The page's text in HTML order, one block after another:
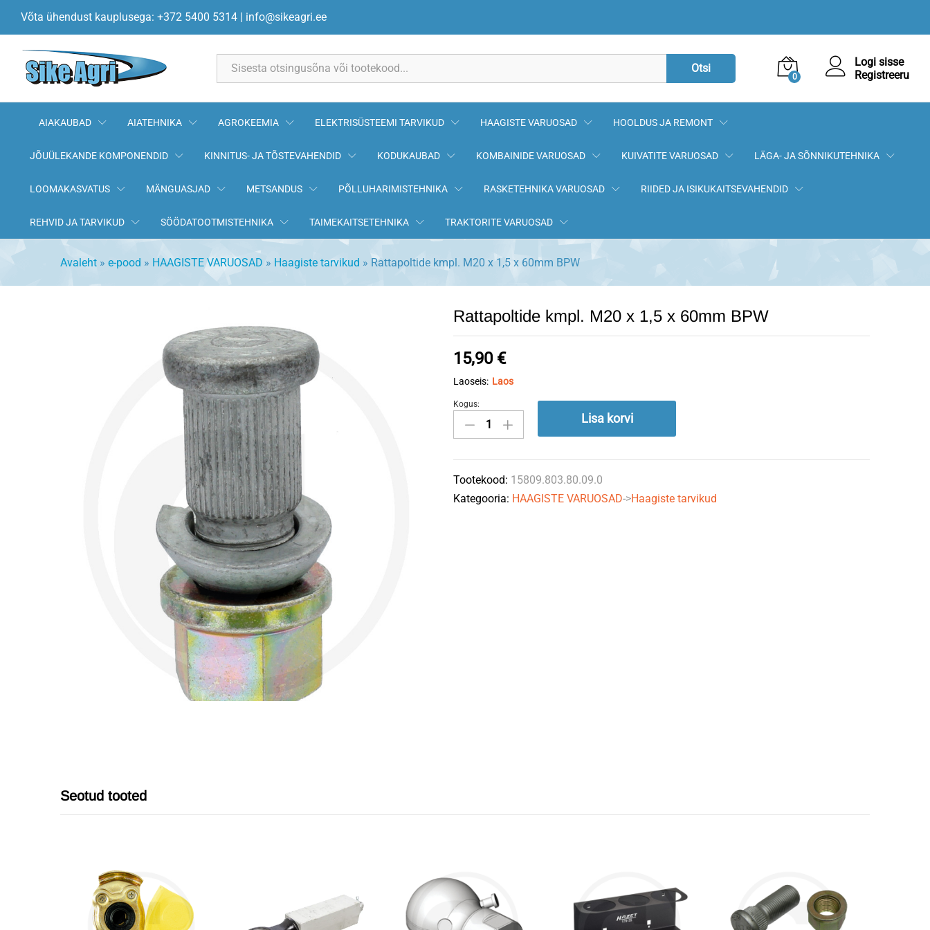
Võta ühendust kauplusega: +372 5400 5314 | info@sikeagri.ee
Otsi
0
Logi sisse
Registreeru
AIAKAUBAD AIATEHNIKA AGROKEEMIA ELEKTRISÜSTEEMI TARVIKUD HAAGISTE VARUOSAD HOOLDUS JA REMONT
JÕUÜLEKANDE KOMPONENDID KINNITUS- JA TÕSTEVAHENDID KODUKAUBAD KOMBAINIDE VARUOSAD KUIVATITE VARUOSAD LÄGA- JA SÕNNIKUTEHNIKA
LOOMAKASVATUS MÄNGUASJAD METSANDUS PÕLLUHARIMISTEHNIKA RASKETEHNIKA VARUOSAD RIIDED JA ISIKUKAITSEVAHENDID
REHVID JA TARVIKUD SÖÖDATOOTMISTEHNIKA TAIMEKAITSETEHNIKA TRAKTORITE VARUOSAD
Avaleht » e-pood » HAAGISTE VARUOSAD » Haagiste tarvikud » Rattapoltide kmpl. M20 x 1,5 x 60mm BPW
Rattapoltide kmpl. M20 x 1,5 x 60mm BPW
15,90 €
Laoseis: Laos
Rattapoltide
kmpl.
x
1,5
x
Kogus:
Lisa korvi
Tootekood: 15809.803.80.09.0
Kategooria: HAAGISTE VARUOSAD->Haagiste tarvikud
Seotud tooted
Rattapoltide kmpl. M20 x 1,5 x 60mm BPW